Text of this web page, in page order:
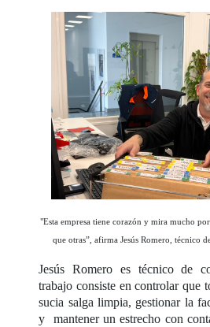
"Esta empresa tiene corazón y mira mucho
que otras”, afirma Jesús Romero, técnico
Jesús Romero es técnico de
trabajo consiste en controlar que
sucia salga limpia, gestionar la
y mantener un estrecho con